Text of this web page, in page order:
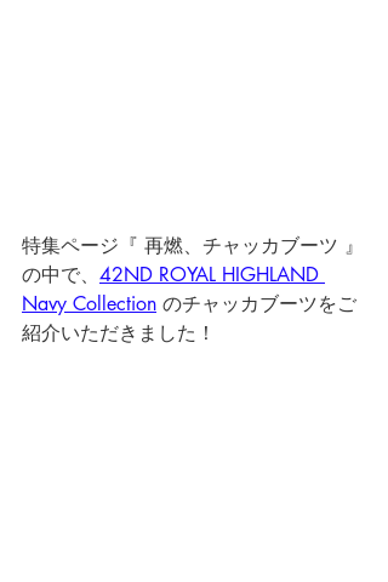
特集ページ『 再燃、チャッカブーツ 』
の中で、 42ND ROYAL HIGHLAND
Navy Collection のチャッカブーツをご
紹介いただきました！